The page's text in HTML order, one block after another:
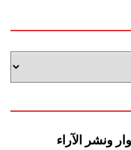
ونشر الآراء